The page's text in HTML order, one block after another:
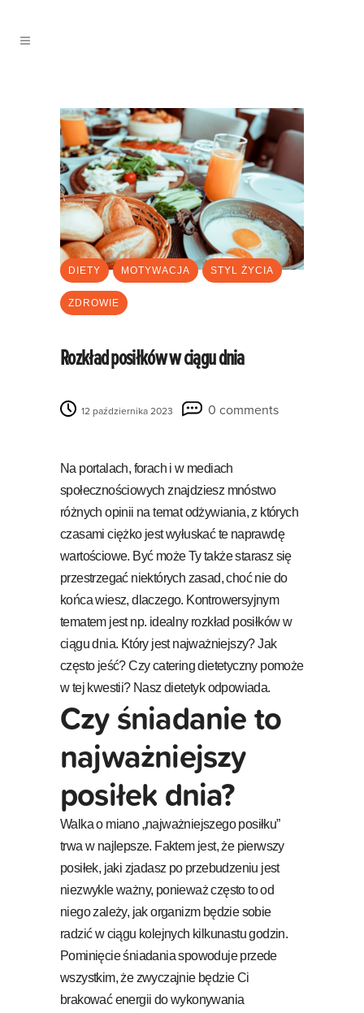
DIETY MOTYWACJA STYL ŻYCIA
ZDROWIE
Rozkład posiłków w ciągu dnia
12 października 2023 0 comments
Na portalach, forach i w mediach
społecznościowych znajdziesz mnóstwo
różnych opinii na temat odżywiania, z których
czasami ciężko jest wyłuskać te naprawdę
wartościowe. Być może Ty także starasz się
przestrzegać niektórych zasad, choć nie do
końca wiesz, dlaczego. Kontrowersyjnym
tematem jest np. idealny rozkład posiłków w
ciągu dnia. Który jest najważniejszy? Jak
często jeść? Czy catering dietetyczny pomoże
w tej kwestii? Nasz dietetyk odpowiada.
Czy śniadanie to
najważniejszy
posiłek dnia?
Walka o miano „najważniejszego posiłku”
trwa w najlepsze. Faktem jest, że pierwszy
posiłek, jaki zjadasz po przebudzeniu jest
niezwykle ważny, ponieważ często to od
niego zależy, jak organizm będzie sobie
radzić w ciągu kolejnych kilkunastu godzin.
Pominięcie śniadania spowoduje przede
wszystkim, że zwyczajnie będzie Ci
brakować energii do wykonywania